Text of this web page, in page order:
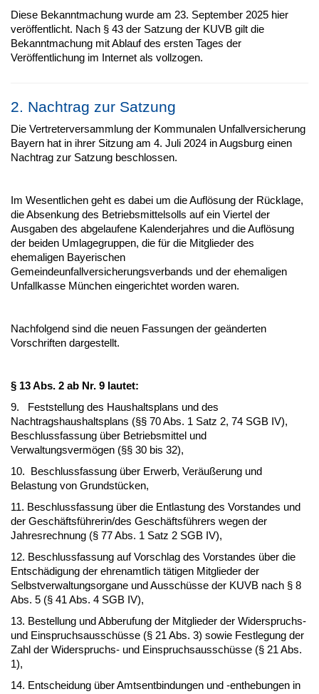
Diese Bekanntmachung wurde am 23. September 2025 hier
veröffentlicht. Nach § 43 der Satzung der KUVB gilt die
Bekanntmachung mit Ablauf des ersten Tages der
Veröffentlichung im Internet als vollzogen.
2. Nachtrag zur Satzung
Die Vertreterversammlung der Kommunalen Unfallversicherung
Bayern hat in ihrer Sitzung am 4. Juli 2024 in Augsburg einen
Nachtrag zur Satzung beschlossen.
Im Wesentlichen geht es dabei um die Auflösung der Rücklage,
die Absenkung des Betriebsmittelsolls auf ein Viertel der
Ausgaben des abgelaufene Kalenderjahres und die Auflösung
der beiden Umlagegruppen, die für die Mitglieder des
ehemaligen Bayerischen
Gemeindeunfallversicherungsverbands und der ehemaligen
Unfallkasse München eingerichtet worden waren.
Nachfolgend sind die neuen Fassungen der geänderten
Vorschriften dargestellt.
§ 13 Abs. 2 ab Nr. 9 lautet:
9. Feststellung des Haushaltsplans und des
Nachtragshaushaltsplans (§§ 70 Abs. 1 Satz 2, 74 SGB IV),
Beschlussfassung über Betriebsmittel und
Verwaltungsvermögen (§§ 30 bis 32),
10. Beschlussfassung über Erwerb, Veräußerung und
Belastung von Grundstücken,
11. Beschlussfassung über die Entlastung des Vorstandes und
der Geschäftsführerin/des Geschäftsführers wegen der
Jahresrechnung (§ 77 Abs. 1 Satz 2 SGB IV),
12. Beschlussfassung auf Vorschlag des Vorstandes über die
Entschädigung der ehrenamtlich tätigen Mitglieder der
Selbstverwaltungsorgane und Ausschüsse der KUVB nach § 8
Abs. 5 (§ 41 Abs. 4 SGB IV),
13. Bestellung und Abberufung der Mitglieder der Widerspruchs-
und Einspruchsausschüsse (§ 21 Abs. 3) sowie Festlegung der
Zahl der Widerspruchs- und Einspruchsausschüsse (§ 21 Abs.
1),
14. Entscheidung über Amtsentbindungen und -enthebungen in